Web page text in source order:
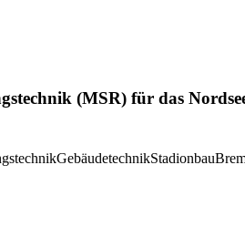
(MSR) für das
GebäudetechnikStadionbau